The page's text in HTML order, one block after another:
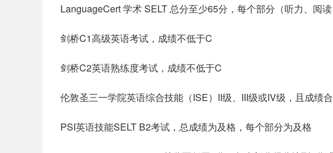
LanguageCert 学术 SELT 总分至少65分，每个部分（听力、阅
剑桥C1高级英语考试，成绩不低于C
剑桥C2英语熟练度考试，成绩不低于C
伦敦圣三一学院英语综合技能（ISE）II级、III级或IV级，且成绩
PSI英语技能SELT B2考试，总成绩为及格，每个部分为及格